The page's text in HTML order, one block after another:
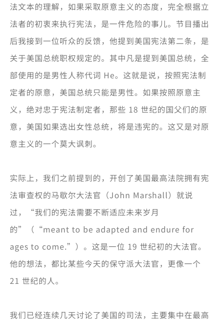
法文本的理解，如果采取原意主义的态度，完全根据立
法者的初衷来执行宪法，是一件危险的事儿。节目播出
后我接到一位听众的反馈，他提到美国宪法第二条，是
关于美国总统职权规定的。其中凡是提到美国总统，全
部使用的是男性人称代词 He。这就是说，按照宪法制
定者的原意，美国总统只能是男性。如果按照原意主
义，绝对忠于宪法制定者，那些 18 世纪的国父们的原
意，美国如果选出女性总统，将是违宪的。这又是对原
意主义的一个莫大讽刺。
实际上，我们之前提到的，开创了美国最高法院拥有宪
法审查权的马歇尔大法官（John Marshall）就说
过，“我们的宪法需要不断适应未来岁月
的”（“meant to be adapted and endure for
ages to come.”）。这是一位 19 世纪初的大法官。
他的想法，都比某些今天的保守派大法官，更像一个
21 世纪的人。
我们已经连续几天讨论了美国的司法，主要集中在最高